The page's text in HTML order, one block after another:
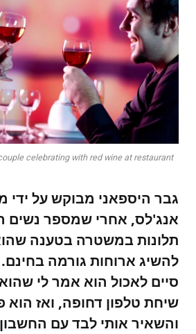
celebrating with red wine at restaurant
גבר היספאני מבוקש על ידי
אנג'לס, אחרי שמספר נשים
תלונות במשטרה בטענה
להשיג ארוחות גורמה
סיים לאכול הוא אמר לי
שיחת טלפון דחופה, ואז
והשאיר אותי לבד עם